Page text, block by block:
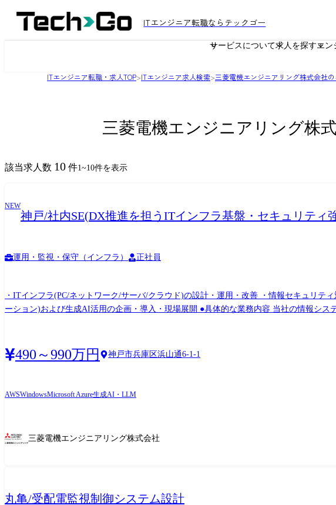
ITエンジニア転職ならテックゴー
サービスについて求人を探すエン
ITエンジニア転職・求人TOP>ITエンジニア求人検索>三菱電機エンジニアリング株式会社
三菱電機エンジニアリング株
該当求人数 10 件1~10件を表示
NEW
神戸/社内SE(DX推進を担うITインフラ基盤・セキュリティ
運用・監視・保守（インフラ） 正社員
・ITインフラ(PC/ネットワーク/サーバ/クラウド)の設計・運用・改善 ・情報セキュリ
ーション)および生成AI活用の企画・導入・現場展開 ●具体的な業務内容 当社の情報システム部門にて、ご経験や適性に応じて担当業務を決定します。 ① ITインフラ領域 ・社内ネットワー
場展開 ④ユーザーサポート・運用改善 ・社内ヘルプデスク対応 ・問題の原因分析および再発防止策の立案・実施 ●使用言語、環境、ツール、資格
Power Platform 等) サーバ:Windows Server クラウド:AWS、Microsoft Azure、Microsoft 365
490～990万円 神戸市兵庫区浜山通6-1-1
AWSWindowsMicrosoft Azure生成AI・LLM
三菱電機エンジニアリング株式会社
丸亀/受配電監視制御システム設計